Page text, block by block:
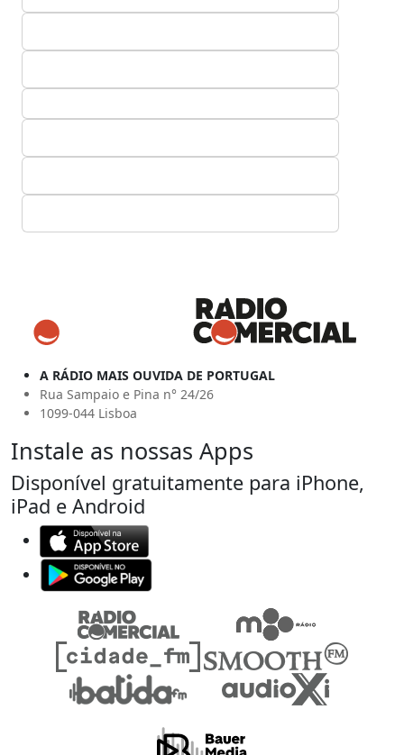
A RÁDIO MAIS OUVIDA DE PORTUGAL
Rua Sampaio e Pina n° 24/26
1099-044 Lisboa
Instale as nossas Apps
Disponível gratuitamente para iPhone,
iPad e Android